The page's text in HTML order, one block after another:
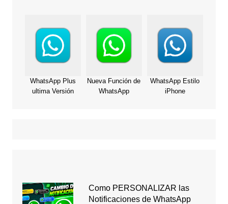
WhatsApp Plus
ultima Versión
Nueva Función de
WhatsApp
WhatsApp Estilo
iPhone
Como PERSONALIZAR las
Notificaciones de WhatsApp